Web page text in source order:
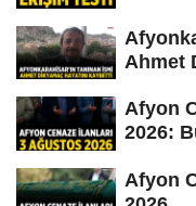
Ahmet
Afyon
2026:
Afyon